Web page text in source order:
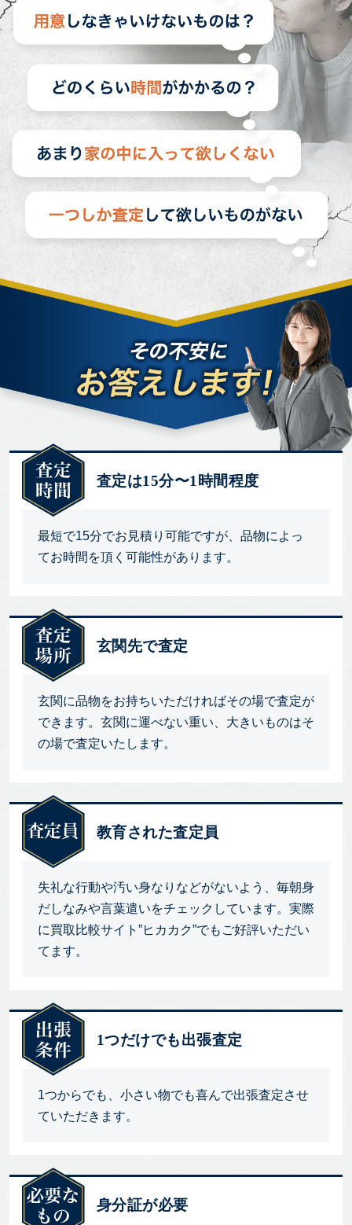
査定は15分〜1時間程度
最短で15分でお見積り可能ですが、品物によっ
てお時間を頂く可能性があります。
玄関先で査定
玄関に品物をお持ちいただければその場で査定が
できます。玄関に運べない重い、大きいものはそ
の場で査定いたします。
教育された査定員
失礼な行動や汚い身なりなどがないよう、毎朝身
だしなみや言葉遣いをチェックしています。実際
に買取比較サイト”ヒカカク”でもご好評いただい
てます。
1つだけでも出張査定
1つからでも、小さい物でも喜んで出張査定させ
ていただきます。
身分証が必要